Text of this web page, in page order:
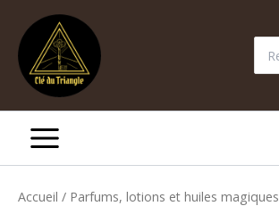
contenu
Accueil / Parfums, lotions et huiles magiques